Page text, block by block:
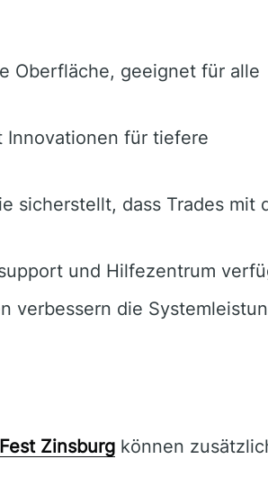
Oberfläche, geeignet für alle
Innovationen für tiefere
sicherstellt, dass Trades mit
und Hilfezentrum
verbessern die
Fest Zinsburg können